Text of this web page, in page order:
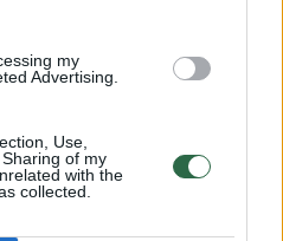
my
Advertising.
Use,
of my
with the
collected.
bandymu įsitvirtinti
jaudinančią akimirką
mūsų pagerbimo